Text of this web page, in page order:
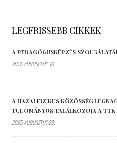
LEGFRISSEBB CIKKEK
A PEDAGÓGUSKÉPZÉS
2025. AUGUSZTUS 30.
A HAZAI FIZIKUS KÖZÖSSÉG
TUDOMÁNYOS TALÁLKOZÓJA A
2025. AUGUSZTUS 29.